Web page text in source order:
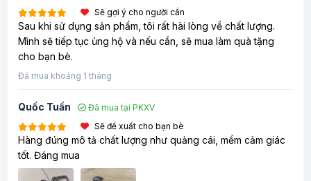
Sẽ gợi ý cho người cần
Sau khi sử dụng sản phẩm, tôi rất hài lòng về chất lượng.
Mình sẽ tiếp tục ủng hộ và nếu cần, sẽ mua làm quà tặng
cho bạn bè.
Đã mua khoảng 1 tháng
Quốc Tuấn
Đã mua tại PKXV
Sẽ đề xuất cho bạn bè
Hàng đúng mô tả chất lượng như quảng cái, mềm cảm giác
tốt. Đáng mua